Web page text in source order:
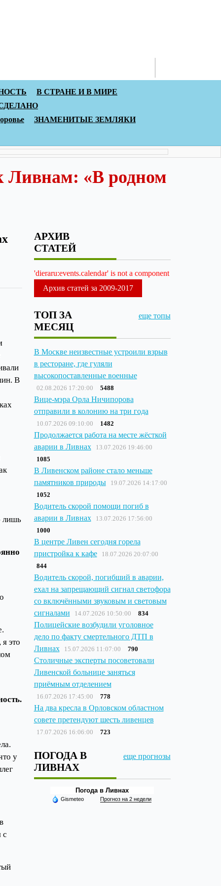
В СТРАНЕ И В МИРЕ
ЗНАМЕНИТЫЕ ЗЕМЛЯКИ
Ливнам: «В родном
В
лишь
это
у
с
АРХИВ
СТАТЕЙ
'dieraru:events.calendar' is not a component
Архив статей за 2009-2017
ТОП ЗА
МЕСЯЦ
еще топы
В Москве неизвестные устроили взрыв
в ресторане, где гуляли
высокопоставленные военные
02.08.2026 17:20:00 5488
Вице-мэра Орла Ничипорова
отправили в колонию на три года
10.07.2026 09:10:00 1482
Продолжается работа на месте жёсткой
аварии в Ливнах
13.07.2026 19:46:00
1085
В Ливенском районе стало меньше
памятников природы
19.07.2026 14:17:00
1052
Водитель скорой помощи погиб в
аварии в Ливнах
13.07.2026 17:56:00
1000
В центре Ливен сегодня горела
пристройка к кафе
18.07.2026 20:07:00
844
Водитель скорой, погибший в аварии,
ехал на запрещающий сигнал светофора
со включёнными звуковым и световым
сигналами
14.07.2026 10:50:00 834
Полицейские возбудили уголовное
дело по факту смертельного ДТП в
Ливнах
15.07.2026 11:07:00 790
Столичные эксперты посоветовали
Ливенской больнице заняться
приёмным отделением
16.07.2026 17:45:00 778
На два кресла в Орловском областном
совете претендуют шесть ливенцев
17.07.2026 16:06:00 723
ПОГОДА В
ЛИВНАХ
еще прогнозы
Погода в Ливнах
Gismeteo Прогноз на 2 недели